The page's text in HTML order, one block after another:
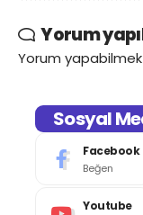
Yorum
Yorum
Sosyal
Facebook
Beğen
Youtube